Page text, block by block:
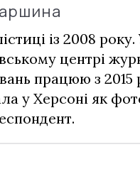
із 2008 року.
центрі
працюю з 2015
у Херсоні як